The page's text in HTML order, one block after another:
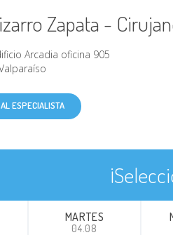
Zapata -
Arcadia oficina 905
ESPECIALISTA
MARTES
04.08